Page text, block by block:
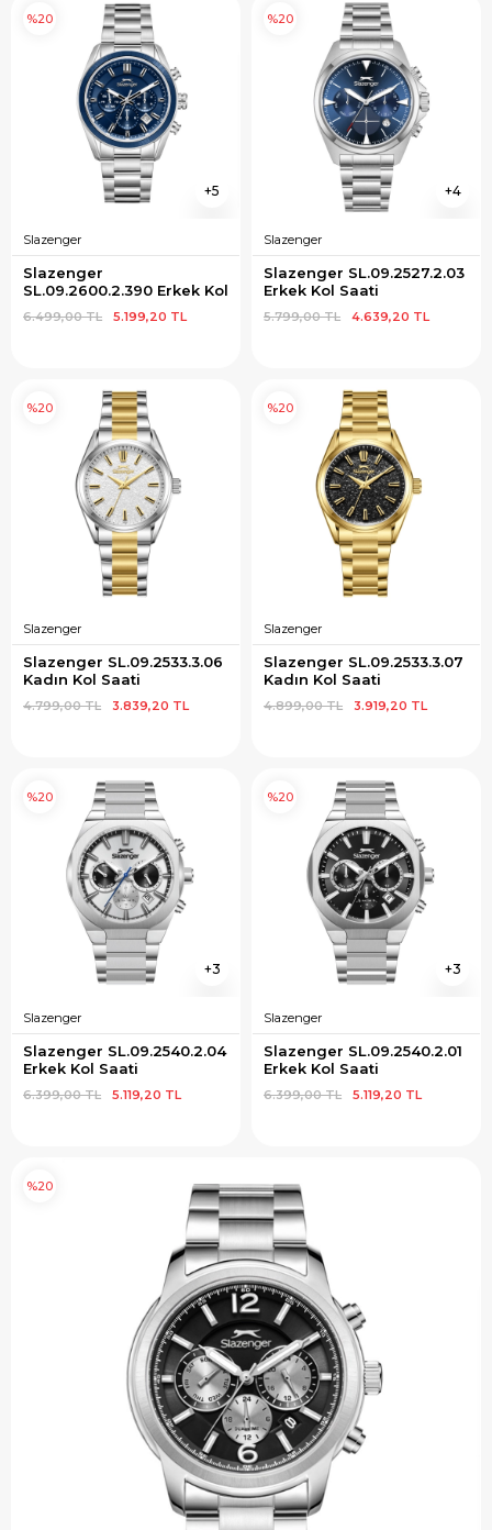
5
Slazenger
Slazenger
SL.09.2600.2.390 Erkek Kol
5.199,20 TL
6.499,00 TL
%20
4
Slazenger
Slazenger SL.09.2527.2.03
Erkek Kol Saati
4.639,20 TL
5.799,00 TL
%20
Slazenger
Slazenger SL.09.2533.3.06
Kadın Kol Saati
3.839,20 TL
4.799,00 TL
%20
Slazenger
Slazenger SL.09.2533.3.07
Kadın Kol Saati
3.919,20 TL
4.899,00 TL
%20
3
Slazenger
Slazenger SL.09.2540.2.04
Erkek Kol Saati
5.119,20 TL
6.399,00 TL
%20
3
Slazenger
Slazenger SL.09.2540.2.01
Erkek Kol Saati
5.119,20 TL
6.399,00 TL
%20
%20